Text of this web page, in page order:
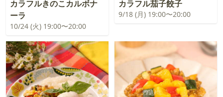
カラフルきのこカルボナ
ーラ
10/24 (火) 19:00〜20:00
カラフル茄子餃子
9/18 (月) 19:00〜20:00